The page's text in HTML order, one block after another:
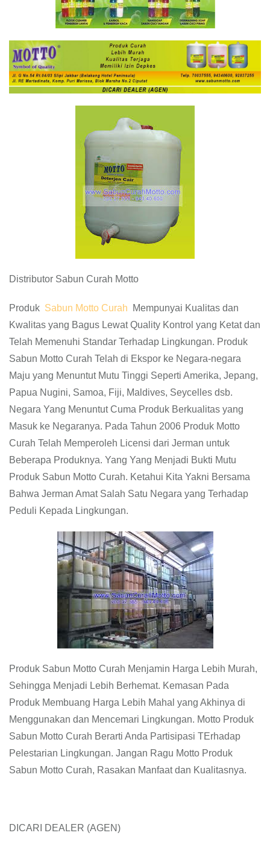
Distributor Sabun Curah Motto
Produk Sabun Motto Curah
Mempunyai Kualitas dan
Kwalitas yang Bagus Lewat Quality Kontrol yang Ketat dan
Telah Memenuhi Standar Terhadap Lingkungan. Produk
Sabun Motto Curah Telah di Ekspor ke Negara-negara
Maju yang Menuntut Mutu Tinggi Seperti Amerika, Jepang,
Papua Nugini, Samoa, Fiji, Maldives, Seycelles dsb.
Negara Yang Menuntut Cuma Produk Berkualitas yang
Masuk ke Negaranya. Pada Tahun 2006 Produk Motto
Curah Telah Memperoleh Licensi dari Jerman untuk
Beberapa Produknya. Yang Yang Menjadi Bukti Mutu
Produk Sabun Motto Curah. Ketahui Kita Yakni Bersama
Bahwa Jerman Amat Salah Satu Negara yang Terhadap
Peduli Kepada Lingkungan.
Produk Sabun Motto Curah Menjamin Harga Lebih Murah,
Sehingga Menjadi Lebih Berhemat. Kemasan Pada
Produk Membuang Harga Lebih Mahal yang Akhinya di
Menggunakan dan Mencemari Lingkungan. Motto Produk
Sabun Motto Curah Berarti Anda Partisipasi TErhadap
Pelestarian Lingkungan. Jangan Ragu Motto Produk
Sabun Motto Curah, Rasakan Manfaat dan Kualitasnya.
DICARI DEALER (AGEN)